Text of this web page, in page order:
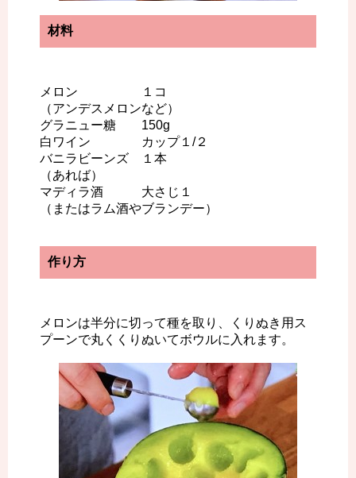
材料
メロン １コ
（アンデスメロンなど）
グラニュー糖 150g
白ワイン カップ１/２
バニラビーンズ １本
（あれば）
マディラ酒 大さじ１
（またはラム酒やブランデー）
作り方
メロンは半分に切って種を取り、くりぬき用ス
プーンで丸くくりぬいてボウルに入れます。